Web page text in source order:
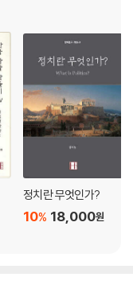
정치란 무엇인가?
18,000원
10%